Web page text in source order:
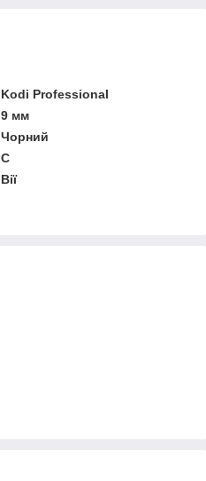
Kodi Professional
9 мм
Чорний
C
Вії